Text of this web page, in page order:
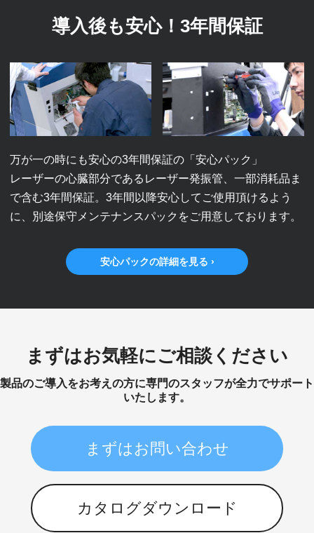
導入後も安心！3年間保証
万が一の時にも安心の3年間保証の「安心パック」
レーザーの心臓部分であるレーザー発振管、一部消耗品ま
で含む3年間保証。3年間以降安心してご使用頂けるよう
に、別途保守メンテナンスパックをご用意しております。
安心パックの詳細を見る ›
まずはお気軽にご相談ください
製品のご導入をお考えの方に専門のスタッフが全力でサポート
いたします。
まずはお問い合わせ
カタログダウンロード